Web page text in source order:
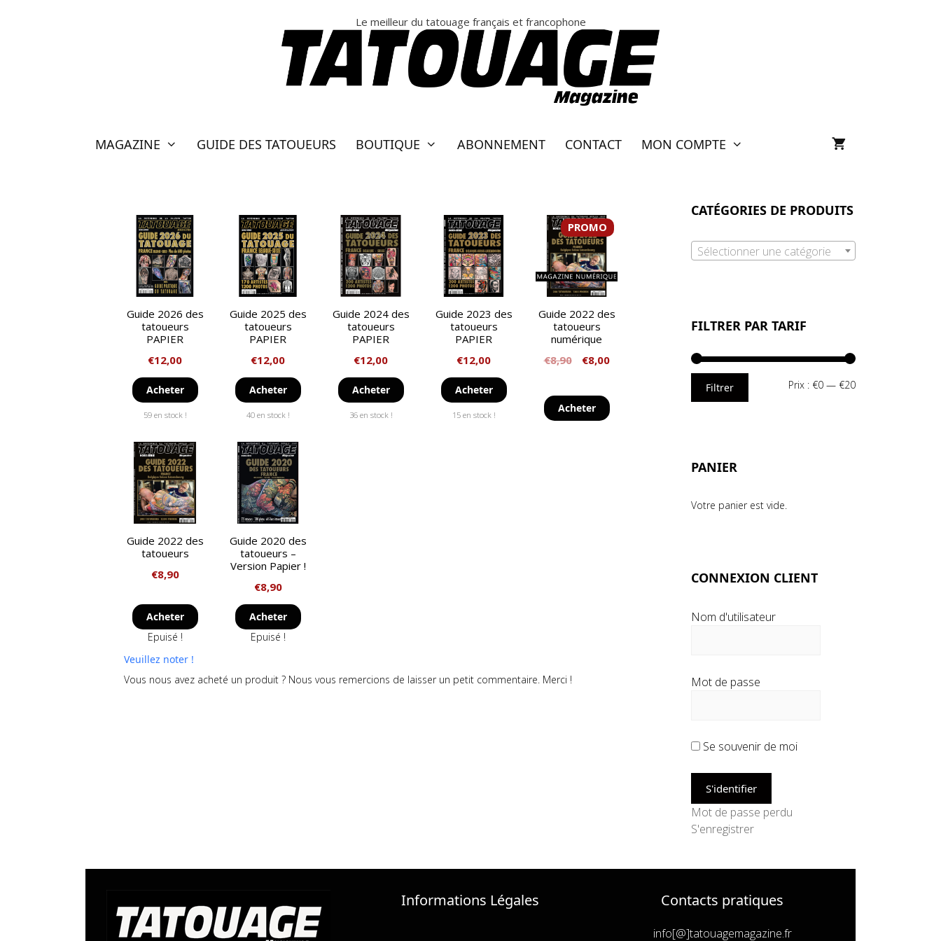
Le meilleur du tatouage français et francophone
MAGAZINE GUIDE DES TATOUEURS BOUTIQUE ABONNEMENT CONTACT MON COMPTE
Guide 2026 des
tatoueurs
PAPIER
€12,00
Acheter
59 en stock !
Guide 2025 des
tatoueurs
PAPIER
€12,00
Acheter
40 en stock !
Guide 2024 des
tatoueurs
PAPIER
€12,00
Acheter
36 en stock !
Guide 2023 des
tatoueurs
PAPIER
€12,00
Acheter
15 en stock !
PROMO
Guide 2022 des
tatoueurs
numérique
€8,90 €8,00
Acheter
Guide 2022 des
tatoueurs
€8,90
Acheter
Epuisé !
Guide 2020 des
tatoueurs –
Version Papier !
€8,90
Acheter
Epuisé !
Veuillez noter !
Vous nous avez acheté un produit ? Nous vous remercions de laisser un petit commentaire. Merci !
CATÉGORIES DE PRODUITS
Sélectionner une catégorie
FILTRER PAR TARIF
Prix
Prix
Filtrer Prix : €0 — €20
PANIER
Votre panier est vide.
CONNEXION CLIENT
Nom d'utilisateur
Mot de passe
Se souvenir de moi
Mot de passe perdu
S'enregistrer
Informations Légales Contacts pratiques
info[@]tatouagemagazine.fr